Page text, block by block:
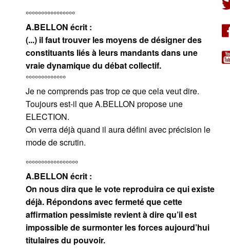
°°°°°°°°°°°°°°°°
A.BELLON écrit :
(...) il faut trouver les moyens de désigner des
constituants liés à leurs mandants dans une
vraie dynamique du débat collectif.
°°°°°°°°°°°°°
Je ne comprends pas trop ce que cela veut dire.
Toujours est-il que A.BELLON propose une
ELECTION.
On verra déjà quand il aura défini avec précision le
mode de scrutin.
°°°°°°°°°°°°°°°°°
A.BELLON écrit :
On nous dira que le vote reproduira ce qui existe
déjà. Répondons avec fermeté que cette
affirmation pessimiste revient à dire qu’il est
impossible de surmonter les forces aujourd’hui
titulaires du pouvoir.